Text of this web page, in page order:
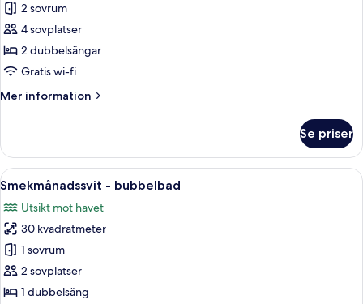
Familjesvit
-
bubbelbad
2 sovrum
4 sovplatser
2 dubbelsängar
Gratis wi-fi
Mer information
Mer
-
bubbelbad
Se priser
Öppna
alla
foton
för
Smekmånadssvit
-
bubbelbad
Ett poolområde med utsikt över
25
Smekmånadssvit - bubbelbad
Utsikt mot havet
30 kvadratmeter
1 sovrum
2 sovplatser
1 dubbelsäng